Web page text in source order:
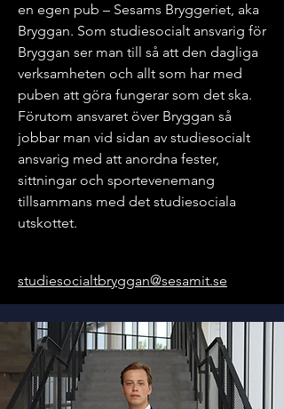
en egen pub – Sesams Bryggeriet, aka
Bryggan. Som studiesocialt ansvarig för
Bryggan ser man till så att den dagliga
verksamheten och allt som har med
puben att göra fungerar som det ska.
Förutom ansvaret över Bryggan så
jobbar man vid sidan av studiesocialt
ansvarig med att anordna fester,
sittningar och sportevenemang
tillsammans med det studiesociala
utskottet.
studiesocialtbryggan@sesamit.se